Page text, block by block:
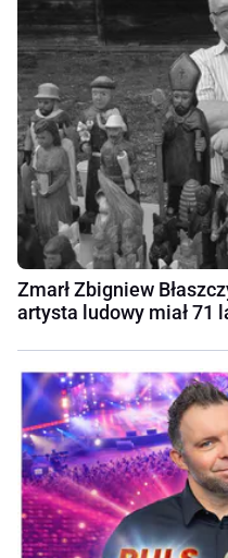
Zmarł Zbigniew
artysta ludowy miał 71